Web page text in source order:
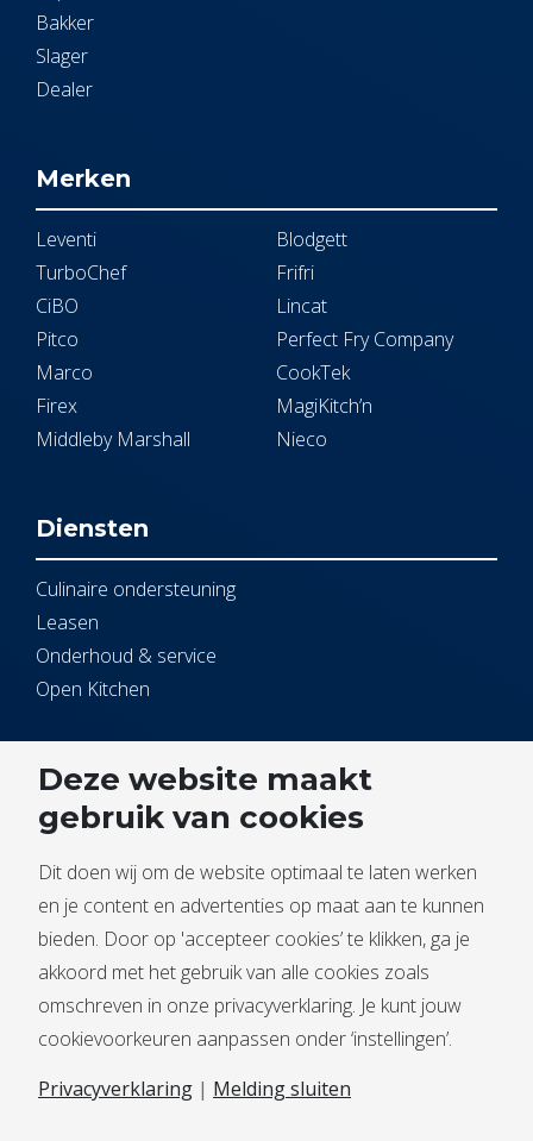
Bakker
Slager
Dealer
Merken
Leventi
TurboChef
CiBO
Pitco
Marco
Firex
Middleby Marshall
Blodgett
Frifri
Lincat
Perfect Fry Company
CookTek
MagiKitch’n
Nieco
Diensten
Culinaire ondersteuning
Leasen
Onderhoud & service
Open Kitchen
Contact
Documentbeheer
Deze website maakt
gebruik van cookies
Dit doen wij om de website optimaal te laten werken
en je content en advertenties op maat aan te kunnen
bieden. Door op 'accepteer cookies’ te klikken, ga je
akkoord met het gebruik van alle cookies zoals
omschreven in onze privacyverklaring. Je kunt jouw
cookievoorkeuren aanpassen onder ‘instellingen’.
Privacyverklaring | Melding sluiten